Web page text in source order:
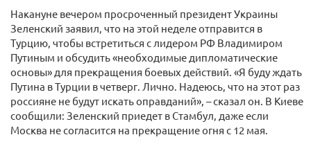
Накануне вечером просроченный президент Украины
Зеленский заявил, что на этой неделе отправится в
Турцию, чтобы встретиться с лидером РФ Владимиром
Путиным и обсудить «необходимые дипломатические
основы» для прекращения боевых действий. «Я буду ждать
Путина в Турции в четверг. Лично. Надеюсь, что на этот раз
россияне не будут искать оправданий», – сказал он. В Киеве
сообщили: Зеленский приедет в Стамбул, даже если
Москва не согласится на прекращение огня с 12 мая.